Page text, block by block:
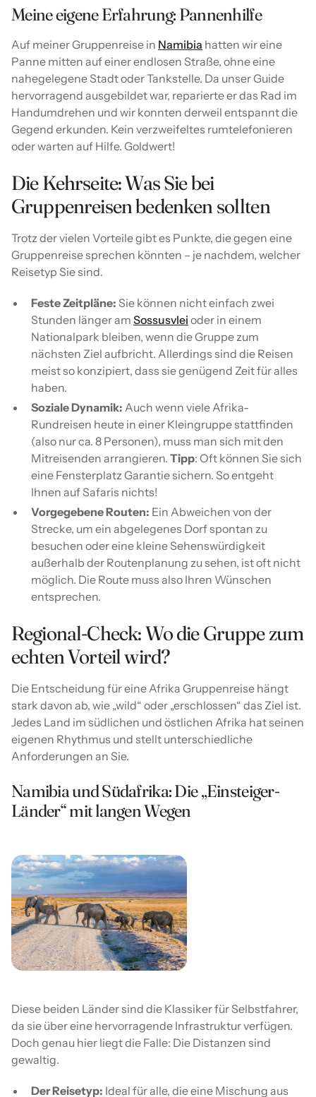
Meine eigene Erfahrung: Pannenhilfe
Auf meiner Gruppenreise in Namibia hatten wir eine
Panne mitten auf einer endlosen Straße, ohne eine
nahegelegene Stadt oder Tankstelle. Da unser Guide
hervorragend ausgebildet war, reparierte er das Rad im
Handumdrehen und wir konnten derweil entspannt die
Gegend erkunden. Kein verzweifeltes rumtelefonieren
oder warten auf Hilfe. Goldwert!
Die Kehrseite: Was Sie bei
Gruppenreisen bedenken sollten
Trotz der vielen Vorteile gibt es Punkte, die gegen eine
Gruppenreise sprechen könnten – je nachdem, welcher
Reisetyp Sie sind.
Feste Zeitpläne: Sie können nicht einfach zwei
Stunden länger am Sossusvlei oder in einem
Nationalpark bleiben, wenn die Gruppe zum
nächsten Ziel aufbricht. Allerdings sind die Reisen
meist so konzipiert, dass sie genügend Zeit für alles
haben.
Soziale Dynamik: Auch wenn viele Afrika-
Rundreisen heute in einer Kleingruppe stattfinden
(also nur ca. 8 Personen), muss man sich mit den
Mitreisenden arrangieren. Tipp: Oft können Sie sich
eine Fensterplatz Garantie sichern. So entgeht
Ihnen auf Safaris nichts!
Vorgegebene Routen: Ein Abweichen von der
Strecke, um ein abgelegenes Dorf spontan zu
besuchen oder eine kleine Sehenswürdigkeit
außerhalb der Routenplanung zu sehen, ist oft nicht
möglich. Die Route muss also Ihren Wünschen
entsprechen.
Regional-Check: Wo die Gruppe zum
echten Vorteil wird?
Die Entscheidung für eine Afrika Gruppenreise hängt
stark davon ab, wie „wild“ oder „erschlossen“ das Ziel ist.
Jedes Land im südlichen und östlichen Afrika hat seinen
eigenen Rhythmus und stellt unterschiedliche
Anforderungen an Sie.
Namibia und Südafrika: Die „Einsteiger-
Länder“ mit langen Wegen
Diese beiden Länder sind die Klassiker für Selbstfahrer,
da sie über eine hervorragende Infrastruktur verfügen.
Doch genau hier liegt die Falle: Die Distanzen sind
gewaltig.
Der Reisetyp: Ideal für alle, die eine Mischung aus